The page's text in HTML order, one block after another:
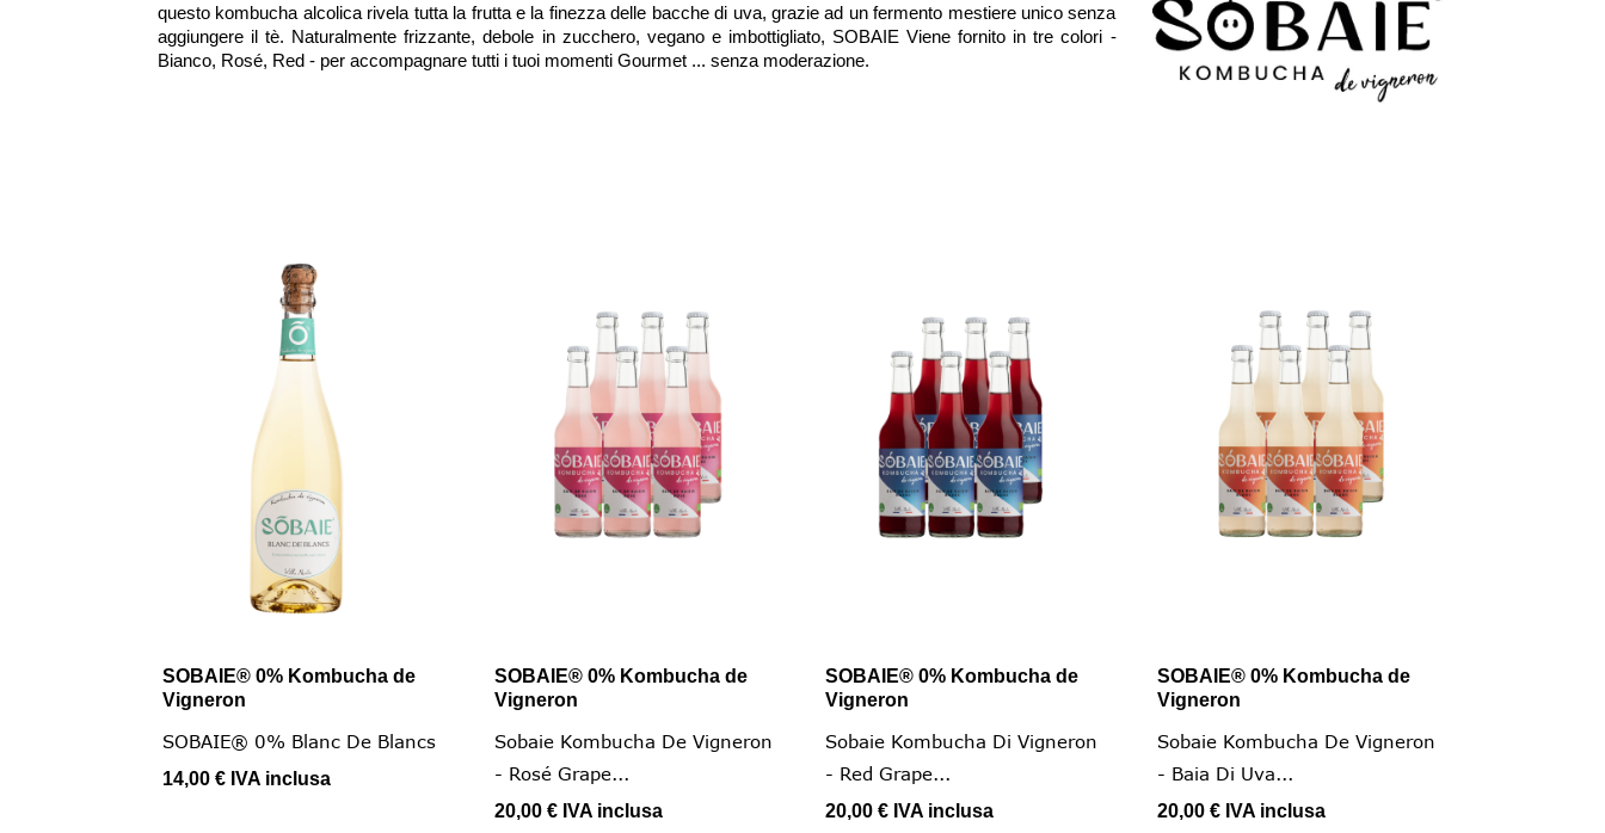
questo kombucha alcolica rivela tutta la frutta e la finezza delle bacche di uva, grazie ad un fermento mestiere unico senza
aggiungere il tè. Naturalmente frizzante, debole in zucchero, vegano e imbottigliato, SOBAIE Viene fornito in tre colori -
Bianco, Rosé, Red - per accompagnare tutti i tuoi momenti Gourmet ... senza moderazione.
Vista rapida
SOBAIE® 0% Kombucha de
Vigneron
SOBAIE® 0% Blanc De Blancs
14,00 € IVA inclusa
Vista rapida
SOBAIE® 0% Kombucha de
Vigneron
Sobaie Kombucha De Vigneron
- Rosé Grape...
20,00 € IVA inclusa
Vista rapida
SOBAIE® 0% Kombucha de
Vigneron
Sobaie Kombucha Di Vigneron
- Red Grape...
20,00 € IVA inclusa
Vista rapida
SOBAIE® 0% Kombucha de
Vigneron
Sobaie Kombucha De Vigneron
- Baia Di Uva...
20,00 € IVA inclusa